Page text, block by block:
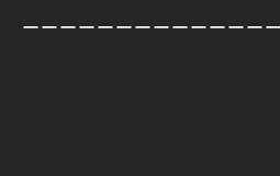
ーーーーーーーーーーーーー